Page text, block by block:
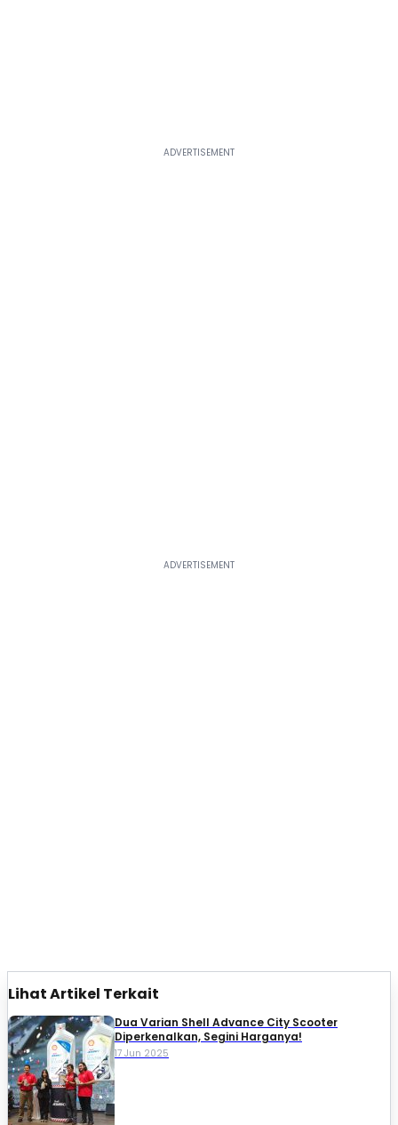
Lihat Artikel Terkait
Dua Varian Shell Advance City Scooter
Diperkenalkan, Segini Harganya!
17 Jun 2025